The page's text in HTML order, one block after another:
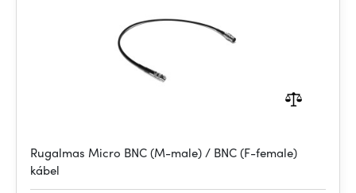
Rugalmas Micro BNC (M-male) / BNC (F-female)
kábel